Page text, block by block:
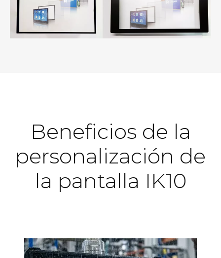
Beneficios de la
personalización de
la pantalla IK10